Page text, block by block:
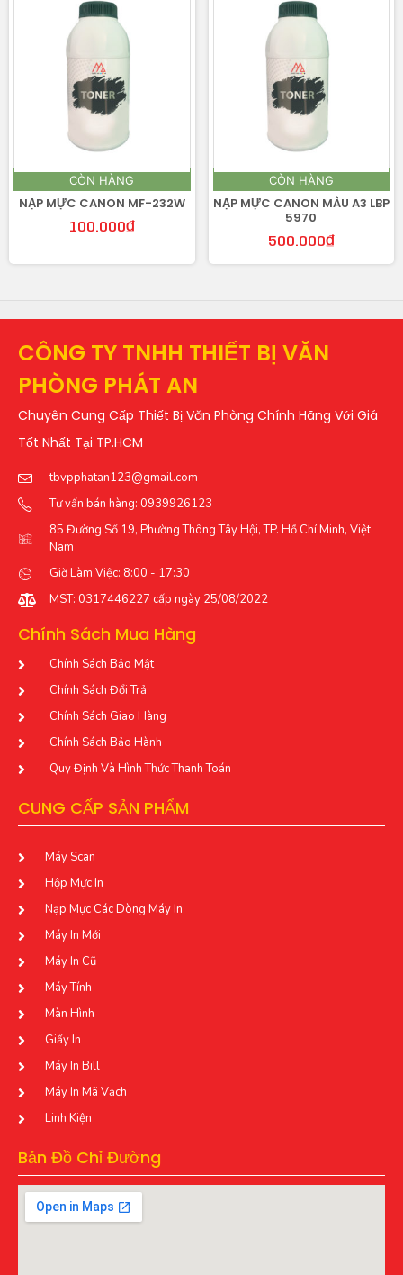
CÒN HÀNG
NẠP MỰC CANON MF-232W
100.000₫
CÒN HÀNG
NẠP MỰC CANON MÀU A3 LBP
5970
500.000₫
CÔNG TY TNHH THIẾT BỊ VĂN
PHÒNG PHÁT AN
Chuyên Cung Cấp Thiết Bị Văn Phòng Chính Hãng Với Giá
Tốt Nhất Tại TP.HCM
tbvpphatan123@gmail.com
Tư vấn bán hàng: 0939926123
85 Đường Số 19, Phường Thông Tây Hội, TP. Hồ Chí Minh, Việt
Nam
Giờ Làm Việc: 8:00 - 17:30
MST: 0317446227 cấp ngày 25/08/2022
Chính Sách Mua Hàng
Chính Sách Bảo Mật
Chính Sách Đổi Trả
Chính Sách Giao Hàng
Chính Sách Bảo Hành
Quy Định Và Hình Thức Thanh Toán
CUNG CẤP SẢN PHẨM
Máy Scan
Hộp Mực In
Nạp Mực Các Dòng Máy In
Máy In Mới
Máy In Cũ
Máy Tính
Màn Hình
Giấy In
Máy In Bill
Máy In Mã Vạch
Linh Kiện
Bản Đồ Chỉ Đường